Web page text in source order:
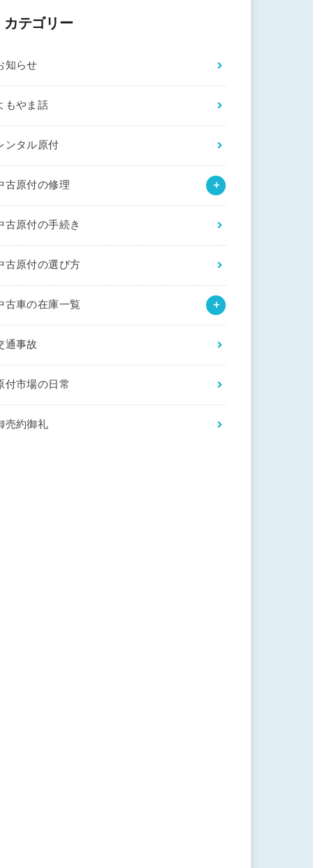
カテゴリー
知らせ
もやま話
ンタル原付
古原付の修理
古原付の手続き
古原付の選び方
古車の在庫一覧
通事故
付市場の日常
売約御礼